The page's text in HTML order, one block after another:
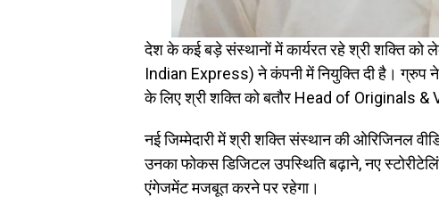
देश के कई बड़े संस्थानों में कार्यरत रहे श्री शक्ति
Indian Express) ने कंपनी में नियुक्ति दी है। ग्रुप
के लिए श्री शक्ति को बतौर Head of Originals &
नई जिम्मेदारी में श्री शक्ति संस्थान की ओरिजिनल
उनका फोकस डिजिटल उपस्थिति बढ़ाने, नए
एंगेजमेंट मजबूत करने पर रहेगा।